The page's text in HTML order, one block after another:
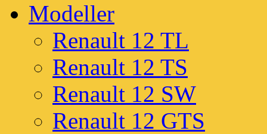
Modeller
Renault 12 TL
Renault 12 TS
Renault 12 SW
Renault 12 GTS